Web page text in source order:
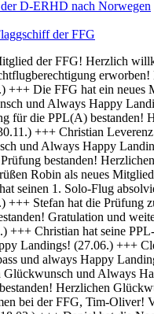
D-ERHD nach Norwegen
der FFG
der FFG! Viel Erfolg bei der Ausbildung! (02.09.) +++ Eduard und Viveik haben das BZF I bestanden! Gratulation und weiterhin Happy Landings! (29.08.) +++ Eduard hat seinen 1. Solo-Flug absolviert! Herzlichen Glückwunsch und Always Happy Landings! (28.08.) +++ Wir heißen Rico als neuen Flugschüler willkommen und wünschen eine erfolgreiche Ausbildung! (06.08.) +++ Stefan hat die Prüfung zum Class Rating Instructor bestanden! Herzlichen Glückwunsch und Always Happy Students! (29.07.) +++ Marek hat seine Prüfung für die Instrumentenflugberechtigung bestanden! Gratulation und weiterhin Happy Landings! (17.07.) +++ Sebastian und Julian haben die Prüfung zum Class Rating Instructor bestanden! Herzlichen Glückwunsch und Always Happy Students! (16.07.) +++ Christian hat seine PPL-Prüfung bestanden! Herzlichen Glückwunsch und always Happy Landings! (04.07.) +++ Marc hat die theoretische Prüfung bestanden! Herzlichen Glückwunsch und weiterhin Happy Landings! (27.06.) +++ Clemens hat seine praktische PPL-Prüfung bestanden! Herzlichen Glückwunsch und always Happy Landings! (12.06.) +++ Wir begrüßen Hanna als neues Mitglied der FFG! Viel Spass und always Happy Landings! (03.06.) +++ Herzlich Willkommen bei der FFG, Christian! Viel Spaß und Erfolg bei deiner Ausbildung (26.05.) +++ Richard hat seinen 1. Solo-Flug absolviert. Herzlichen